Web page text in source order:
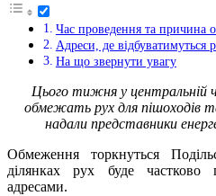
Час проведення та причина
Адреси, де відбуватимуться
На що звернути увагу
Цього тижня у центральній
обмежать рух для пішоходів
надали представники
Обмеження торкнуться
ділянках рух буде частково
адресами.